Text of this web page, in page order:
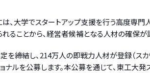
は、大学でスタートアップ支援を行う高度
ることから、経営者候補となる人材の確保が
を締結し、214万人の即戦力人材が登録（
ナルを公募します。本公募を通じて、東工大